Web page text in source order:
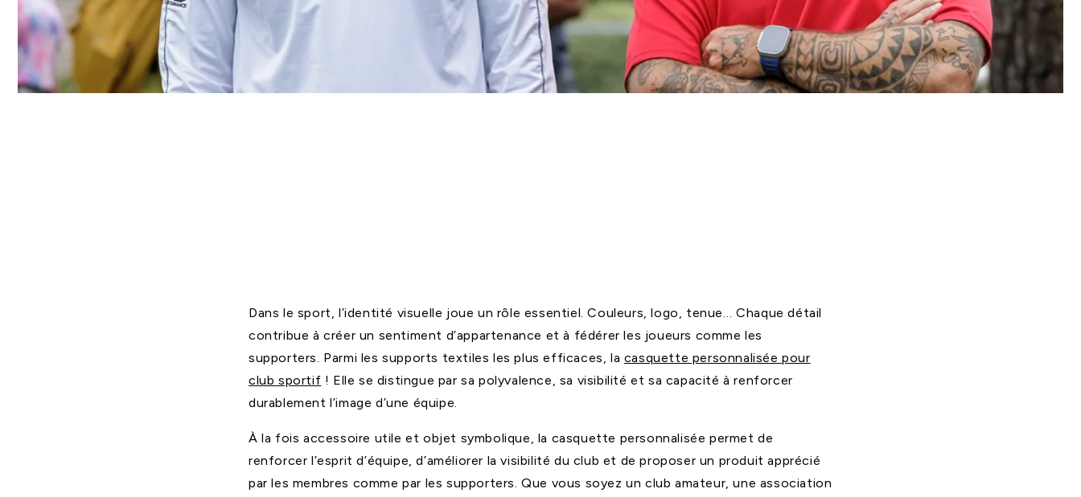
Dans le sport, l’identité visuelle joue un rôle essentiel. Couleurs, logo, tenue… Chaque détail
contribue à créer un sentiment d’appartenance et à fédérer les joueurs comme les
supporters. Parmi les supports textiles les plus efficaces, la casquette personnalisée pour
club sportif ! Elle se distingue par sa polyvalence, sa visibilité et sa capacité à renforcer
durablement l’image d’une équipe.
À la fois accessoire utile et objet symbolique, la casquette personnalisée permet de
renforcer l’esprit d’équipe, d’améliorer la visibilité du club et de proposer un produit apprécié
par les membres comme par les supporters. Que vous soyez un club amateur, une association